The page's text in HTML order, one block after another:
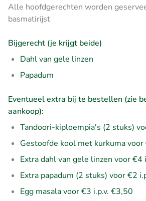
Alle hoofdgerechten worden
basmatirijst
Bijgerecht (je krijgt beide)
Dahl van gele linzen
Papadum
Eventueel extra bij te bestellen (zie
aankoop):
Tandoori-kiploempia's (2 stuks)
Gestoofde kool met kurkuma
Extra dahl van gele linzen voor €4
Extra papadum (2 stuks) voor €2
Egg masala voor €3 i.p.v. €3,50